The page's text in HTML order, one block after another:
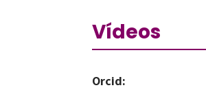
Vídeos
Orcid: